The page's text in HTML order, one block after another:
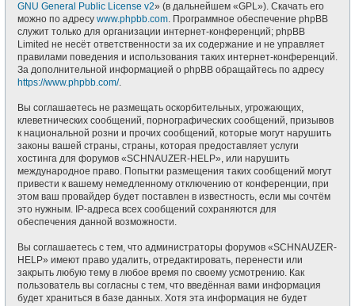
GNU General Public License v2» (в дальнейшем «GPL»). Скачать его
можно по адресу www.phpbb.com. Программное обеспечение phpBB
служит только для организации интернет-конференций; phpBB
Limited не несёт ответственности за их содержание и не управляет
правилами поведения и использования таких интернет-конференций.
За дополнительной информацией о phpBB обращайтесь по адресу
https://www.phpbb.com/.
Вы соглашаетесь не размещать оскорбительных, угрожающих,
клеветнических сообщений, порнографических сообщений, призывов
к национальной розни и прочих сообщений, которые могут нарушить
законы вашей страны, страны, которая предоставляет услуги
хостинга для форумов «SCHNAUZER-HELP», или нарушить
международное право. Попытки размещения таких сообщений могут
привести к вашему немедленному отключению от конференции, при
этом ваш провайдер будет поставлен в известность, если мы сочтём
это нужным. IP-адреса всех сообщений сохраняются для
обеспечения данной возможности.
Вы соглашаетесь с тем, что администраторы форумов «SCHNAUZER-
HELP» имеют право удалить, отредактировать, перенести или
закрыть любую тему в любое время по своему усмотрению. Как
пользователь вы согласны с тем, что введённая вами информация
будет храниться в базе данных. Хотя эта информация не будет